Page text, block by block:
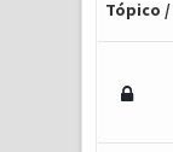
Tópico /